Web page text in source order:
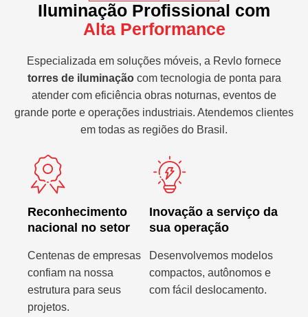
Iluminação Profissional com
Alta Performance
Especializada em soluções móveis, a Revlo fornece
torres de iluminaçãocom tecnologia de ponta para
atender com eficiência obras noturnas, eventos de
grande porte e operações industriais. Atendemos clientes
em todas as regiões do Brasil.
Reconhecimento
nacional no setor
Centenas de empresas
confiam na nossa
estrutura para seus
projetos.
Inovação a serviço da
sua operação
Desenvolvemos modelos
compactos, autônomos e
com fácil deslocamento.